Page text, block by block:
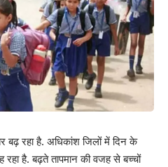
बढ़ रहा है. अधिकांश जिलों में दिन के
है. बढ़ते तापमान की वजह से बच्चों